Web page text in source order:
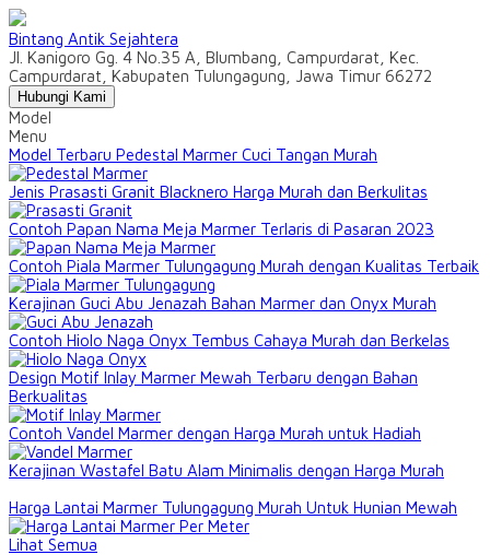
Bintang Antik Sejahtera
Jl. Kanigoro Gg. 4 No.35 A, Blumbang, Campurdarat, Kec.
Campurdarat, Kabupaten Tulungagung, Jawa Timur 66272
Hubungi Kami
Model
Menu
Model Terbaru Pedestal Marmer Cuci Tangan Murah
Jenis Prasasti Granit Blacknero Harga Murah dan Berkulitas
Contoh Papan Nama Meja Marmer Terlaris di Pasaran 2023
Contoh Piala Marmer Tulungagung Murah dengan Kualitas Terbaik
Kerajinan Guci Abu Jenazah Bahan Marmer dan Onyx Murah
Contoh Hiolo Naga Onyx Tembus Cahaya Murah dan Berkelas
Design Motif Inlay Marmer Mewah Terbaru dengan Bahan
Berkualitas
Contoh Vandel Marmer dengan Harga Murah untuk Hadiah
Kerajinan Wastafel Batu Alam Minimalis dengan Harga Murah
Harga Lantai Marmer Tulungagung Murah Untuk Hunian Mewah
Lihat Semua